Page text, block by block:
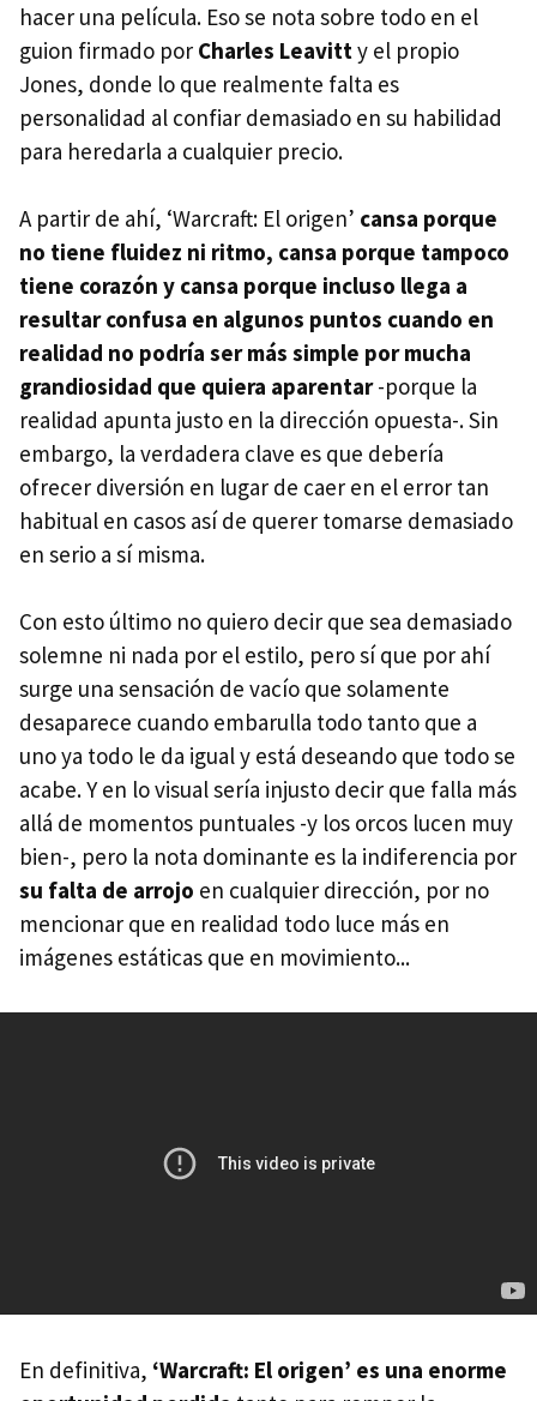
hacer una película. Eso se nota sobre todo en el
guion firmado por Charles Leavitty el propio
Jones, donde lo que realmente falta es
personalidad al confiar demasiado en su habilidad
para heredarla a cualquier precio.
A partir de ahí, ‘Warcraft: El origen’ cansa porque
no tiene fluidez ni ritmo, cansa porque tampoco
tiene corazón y cansa porque incluso llega a
resultar confusa en algunos puntos cuando en
realidad no podría ser más simple por mucha
grandiosidad que quiera aparentar-porque la
realidad apunta justo en la dirección opuesta-. Sin
embargo, la verdadera clave es que debería
ofrecer diversión en lugar de caer en el error tan
habitual en casos así de querer tomarse demasiado
en serio a sí misma.
Con esto último no quiero decir que sea demasiado
solemne ni nada por el estilo, pero sí que por ahí
surge una sensación de vacío que solamente
desaparece cuando embarulla todo tanto que a
uno ya todo le da igual y está deseando que todo se
acabe. Y en lo visual sería injusto decir que falla más
allá de momentos puntuales -y los orcos lucen muy
bien-, pero la nota dominante es la indiferencia por
su falta de arrojo en cualquier dirección, por no
mencionar que en realidad todo luce más en
imágenes estáticas que en movimiento...
En definitiva, ‘Warcraft: El origen’ es una enorme